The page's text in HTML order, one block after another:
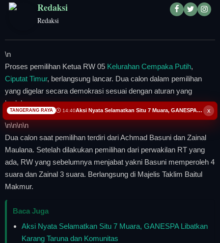
Bogor Raya
Redaksi
Redaksi
\n
Proses pemilihan Ketua RW 05 Kelurahan Cempaka Putih,
Ciputat Timur, berlangsung lancar. Dua calon dalam pemilihan
yang digelar secara demokrasi sesuai dengan aturan yang
berlaku.
\n\n\n\n
Dua calon saat pemilihan terdiri dari Achmad Basuni dan Zainal
Maulana. Setelah dilakukan pemilihan dari perwakilan RT yang
ada, RW yang sebelumnya menjabat yakni Basuni memperoleh 4
suara dan Zainal 3 suara. Berlangsung di Majelis Taklim Baitul
Makmur.
Baca Juga
Aksi Nyata Selamatkan Situ 7 Muara, GANESPA Libatkan
Karang Taruna dan Komunitas
x
TANGERANG RAYA 14:40 Aksi Nyata Selamatkan Situ 7 Muara, GANESPA Libatkan Karang Taruna dan Komunitas